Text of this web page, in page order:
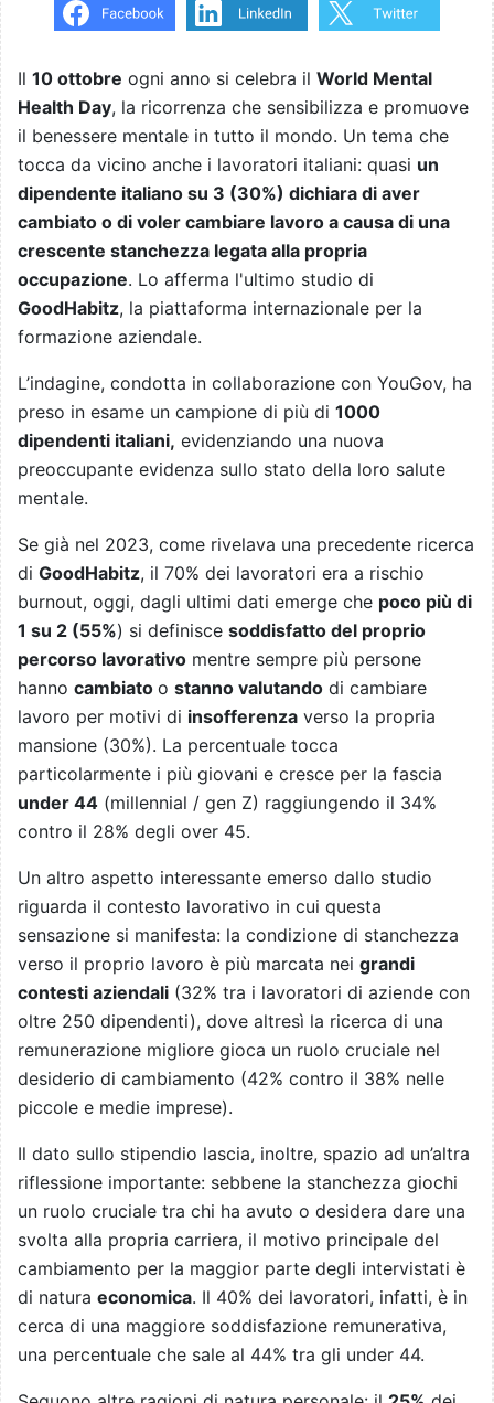
Il 10 ottobre ogni anno si celebra il World Mental
Health Day, la ricorrenza che sensibilizza e promuove
il benessere mentale in tutto il mondo. Un tema che
tocca da vicino anche i lavoratori italiani: quasi un
dipendente italiano su 3 (30%) dichiara di aver
cambiato o di voler cambiare lavoro a causa di una
crescente stanchezza legata alla propria
occupazione. Lo afferma l'ultimo studio di
GoodHabitz, la piattaforma internazionale per la
formazione aziendale.
L’indagine, condotta in collaborazione con YouGov, ha
preso in esame un campione di più di 1000
dipendenti italiani, evidenziando una nuova
preoccupante evidenza sullo stato della loro salute
mentale.
Se già nel 2023, come rivelava una precedente ricerca
di GoodHabitz, il 70% dei lavoratori era a rischio
burnout, oggi, dagli ultimi dati emerge che poco più di
1 su 2 (55%) si definisce soddisfatto del proprio
percorso lavorativo mentre sempre più persone
hanno cambiato o stanno valutando di cambiare
lavoro per motivi di insofferenza verso la propria
mansione (30%). La percentuale tocca
particolarmente i più giovani e cresce per la fascia
under 44 (millennial / gen Z) raggiungendo il 34%
contro il 28% degli over 45.
Un altro aspetto interessante emerso dallo studio
riguarda il contesto lavorativo in cui questa
sensazione si manifesta: la condizione di stanchezza
verso il proprio lavoro è più marcata nei grandi
contesti aziendali (32% tra i lavoratori di aziende con
oltre 250 dipendenti), dove altresì la ricerca di una
remunerazione migliore gioca un ruolo cruciale nel
desiderio di cambiamento (42% contro il 38% nelle
piccole e medie imprese).
Il dato sullo stipendio lascia, inoltre, spazio ad un’altra
riflessione importante: sebbene la stanchezza giochi
un ruolo cruciale tra chi ha avuto o desidera dare una
svolta alla propria carriera, il motivo principale del
cambiamento per la maggior parte degli intervistati è
di natura economica. Il 40% dei lavoratori, infatti, è in
cerca di una maggiore soddisfazione remunerativa,
una percentuale che sale al 44% tra gli under 44.